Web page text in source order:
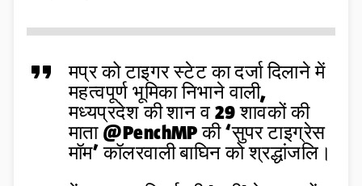
मप्र को टाइगर स्टेट का दर्जा दिलाने में
महत्वपूर्ण भूमिका निभाने वाली,
मध्यप्रदेश की शान व 29 शावकों की
माता @PenchMPकी ‘सुपर टाइग्रेस
मॉम’ कॉलरवाली बाघिन को श्रद्धांजलि।